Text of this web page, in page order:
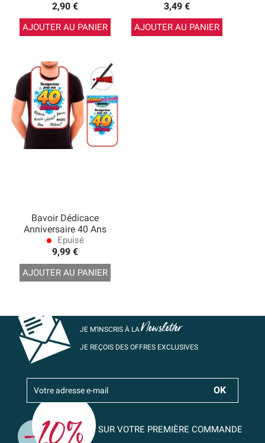
2,90 €
AJOUTER AU PANIER
3,49 €
AJOUTER AU PANIER
Bavoir Dédicace
Anniversaire 40 Ans
lens Epuisé
9,99 €
AJOUTER AU PANIER
JE M’INSCRIS À LANewsletter
JE REÇOIS DES OFFRES EXCLUSIVES
SUR VOTRE PREMIÈRE COMMANDE